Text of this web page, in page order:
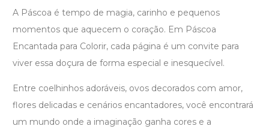
A Páscoa é tempo de magia, carinho e pequenos
momentos que aquecem o coração. Em Páscoa
Encantada para Colorir, cada página é um convite para
viver essa doçura de forma especial e inesquecível.
Entre coelhinhos adoráveis, ovos decorados com amor,
flores delicadas e cenários encantadores, você encontrará
um mundo onde a imaginação ganha cores e a